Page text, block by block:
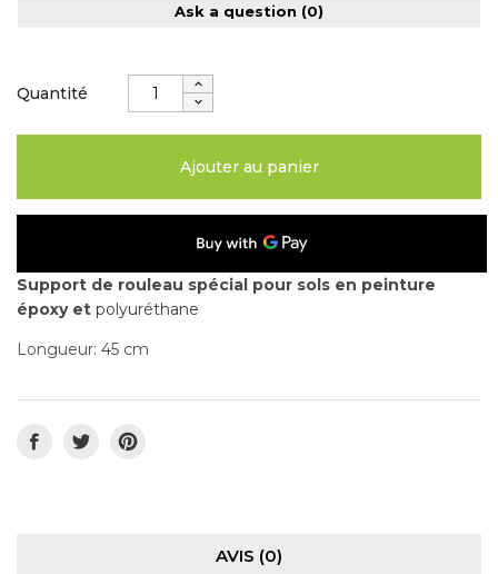
Ask a question (0)
Quantité
Ajouter au panier
Support de rouleau spécial pour sols en peinture
époxy et polyuréthane
Longueur: 45 cm
AVIS (0)